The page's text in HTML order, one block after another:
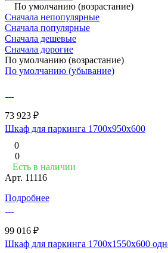
По умолчанию (возрастание)
Сначала непопулярные
Сначала популярные
Сначала дешевые
Сначала дорогие
По умолчанию (возрастание)
По умолчанию (убывание)
73 923 ₽
Шкаф для паркинга 1700x950x600
0
0
Есть в наличии
Арт. 11116
Подробнее
99 016 ₽
Шкаф для паркинга 1700x1550x600